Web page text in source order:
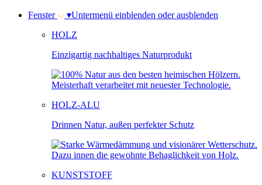
Fenster ▾Untermenü einblenden oder ausblenden
HOLZ
Einzigartig nachhaltiges Naturprodukt
HOLZ-ALU
Drinnen Natur, außen perfekter Schutz
KUNSTSTOFF